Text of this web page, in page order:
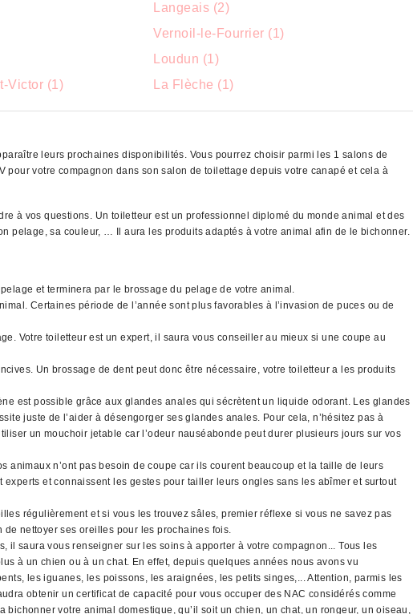
Langeais (2)
Vernoil-le-Fourrier (1)
Loudun (1)
Victor (1) La Flèche (1)
leurs prochaines disponibilités. Vous pourrez choisir parmi les 1 salons de
votre compagnon dans son salon de toilettage depuis votre canapé et cela à
à vos questions. Un toiletteur est un professionnel diplomé du monde animal et des
pelage, sa couleur, … Il aura les produits adaptés à votre animal afin de le bichonner.
et terminera par le brossage du pelage de votre animal.
Certaines période de l’année sont plus favorables à l’invasion de puces ou de
Votre toiletteur est un expert, il saura vous conseiller au mieux si une coupe au
Un brossage de dent peut donc être nécessaire, votre toiletteur a les produits
est possible grâce aux glandes anales qui sécrètent un liquide odorant. Les glandes
juste de l’aider à désengorger ses glandes anales. Pour cela, n’hésitez pas à
un mouchoir jetable car l’odeur nauséabonde peut durer plusieurs jours sur vos
n’ont pas besoin de coupe car ils courent beaucoup et la taille de leurs
et connaissent les gestes pour tailler leurs ongles sans les abîmer et surtout
régulièrement et si vous les trouvez sâles, premier réflexe si vous ne savez pas
nettoyer ses oreilles pour les prochaines fois.
saura vous renseigner sur les soins à apporter à votre compagnon... Tous les
à un chien ou à un chat. En effet, depuis quelques années nous avons vu
les iguanes, les poissons, les araignées, les petits singes,... Attention, parmis les
obtenir un certificat de capacité pour vous occuper des NAC considérés comme
votre animal domestique, qu’il soit un chien, un chat, un rongeur, un oiseau,